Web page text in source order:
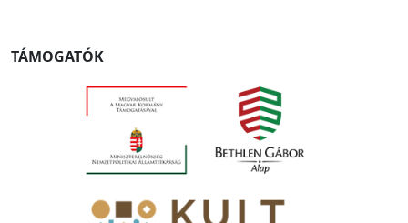
TÁMOGATÓK